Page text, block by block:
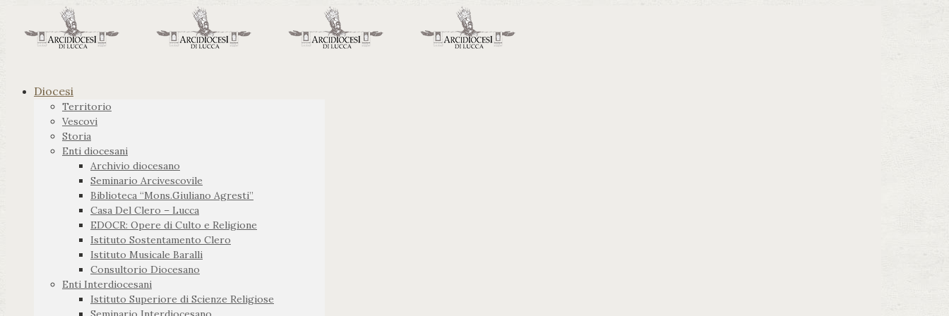
Diocesi
Territorio
Vescovi
Storia
Enti diocesani
Archivio diocesano
Seminario Arcivescovile
Biblioteca “Mons.Giuliano Agresti”
Casa Del Clero – Lucca
EDOCR: Opere di Culto e Religione
Istituto Sostentamento Clero
Istituto Musicale Baralli
Consultorio Diocesano
Enti Interdiocesani
Istituto Superiore di Scienze Religiose